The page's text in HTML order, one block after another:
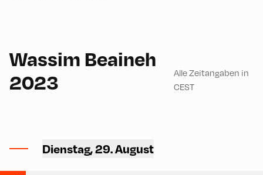
Wassim Beaineh
2023
Alle Zeitangaben in
CEST
Dienstag, 29. August
CCA – Liechtenstein-Saal